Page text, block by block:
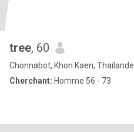
tree, 60
Chonnabot, Khon Kaen, Thailande
Cherchant: Homme 56 - 73